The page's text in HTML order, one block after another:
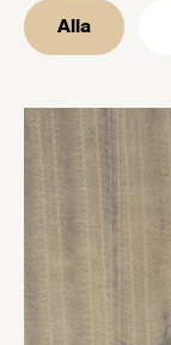
Alla